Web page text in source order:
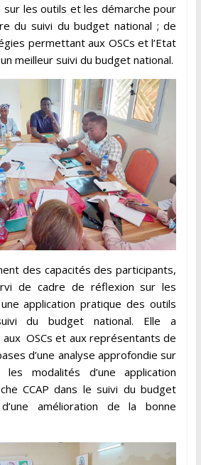
sur les outils et les démarche pour
du suivi du budget national ; de
permettant aux OSCs et l’Etat
meilleur suivi du budget national.
des capacités des participants,
de cadre de réflexion sur les
application pratique des outils
du budget national. Elle a
OSCs et aux représentants de
d’une analyse approfondie sur
modalités d’une application
CCAP dans le suivi du budget
amélioration de la bonne